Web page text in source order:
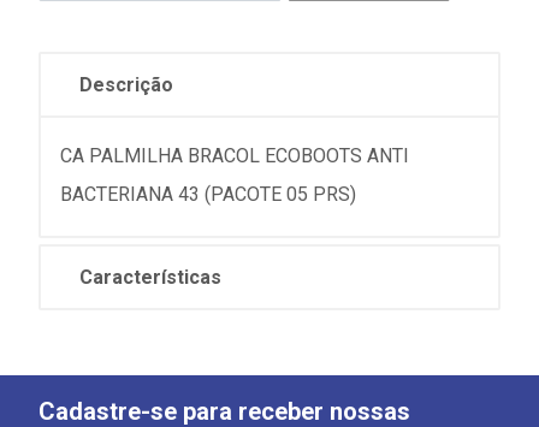
Descrição
CA PALMILHA BRACOL ECOBOOTS ANTI
BACTERIANA 43 (PACOTE 05 PRS)
Características
Cadastre-se para receber nossas